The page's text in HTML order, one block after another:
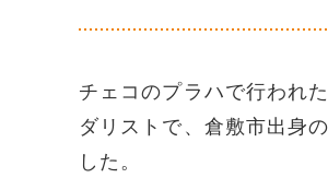
チェコのプラハで行われ
ダリストで、倉敷市出身
した。